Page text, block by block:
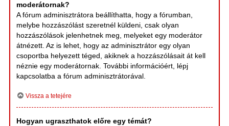
moderátornak?
A fórum adminisztrátora beállíthatta, hogy a fórumban,
melybe hozzászólást szeretnél küldeni, csak olyan
hozzászólások jelenhetnek meg, melyeket egy moderátor
átnézett. Az is lehet, hogy az adminisztrátor egy olyan
csoportba helyezett téged, akiknek a hozzászólásait át kell
néznie egy moderátornak. További információért, lépj
kapcsolatba a fórum adminisztrátorával.
Vissza a tetejére
Hogyan ugraszthatok előre egy témát?